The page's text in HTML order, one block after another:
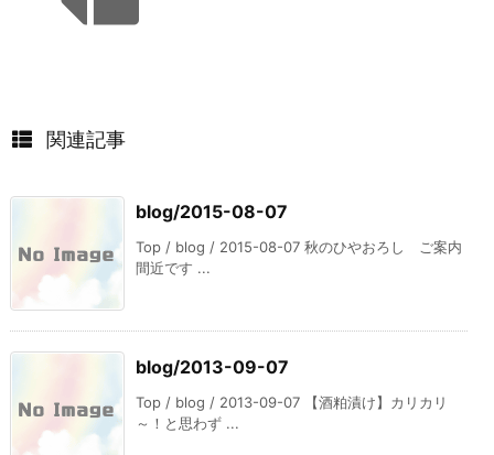
関連記事
blog/2015-08-07
Top / blog / 2015-08-07 秋のひやおろし ご案内
間近です ...
blog/2013-09-07
Top / blog / 2013-09-07 【酒粕漬け】カリカリ
～！と思わず ...